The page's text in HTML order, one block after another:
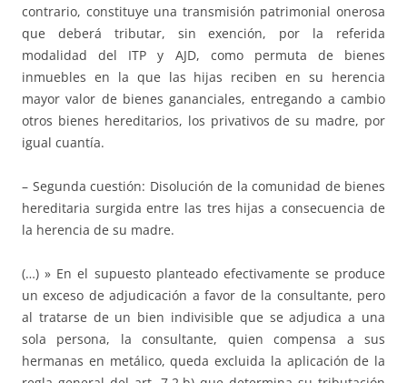
contrario, constituye una transmisión patrimonial onerosa
que deberá tributar, sin exención, por la referida
modalidad del ITP y AJD, como permuta de bienes
inmuebles en la que las hijas reciben en su herencia
mayor valor de bienes gananciales, entregando a cambio
otros bienes hereditarios, los privativos de su madre, por
igual cuantía.
– Segunda cuestión: Disolución de la comunidad de bienes
hereditaria surgida entre las tres hijas a consecuencia de
la herencia de su madre.
(…) » En el supuesto planteado efectivamente se produce
un exceso de adjudicación a favor de la consultante, pero
al tratarse de un bien indivisible que se adjudica a una
sola persona, la consultante, quien compensa a sus
hermanas en metálico, queda excluida la aplicación de la